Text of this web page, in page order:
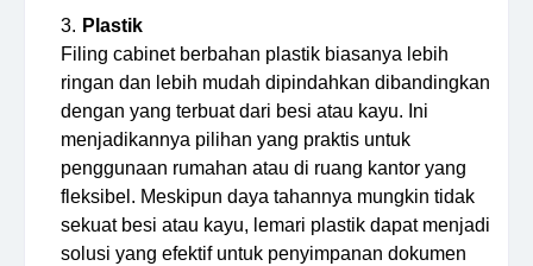
Plastik
Filing cabinet berbahan plastik biasanya lebih
ringan dan lebih mudah dipindahkan dibandingkan
dengan yang terbuat dari besi atau kayu. Ini
menjadikannya pilihan yang praktis untuk
penggunaan rumahan atau di ruang kantor yang
fleksibel. Meskipun daya tahannya mungkin tidak
sekuat besi atau kayu, lemari plastik dapat menjadi
solusi yang efektif untuk penyimpanan dokumen